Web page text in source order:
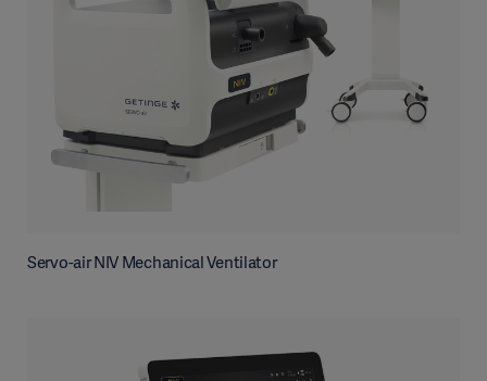
Servo-air NIV Mechanical Ventilator